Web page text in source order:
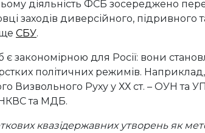
діяльність ФСБ зосереджено
заходів диверсійного,
СБУ.
є закономірною для Росії: вони
політичних режимів.
Визвольного Руху у ХХ ст. – ОУН та
та МДБ.
квазідержавних утворень як